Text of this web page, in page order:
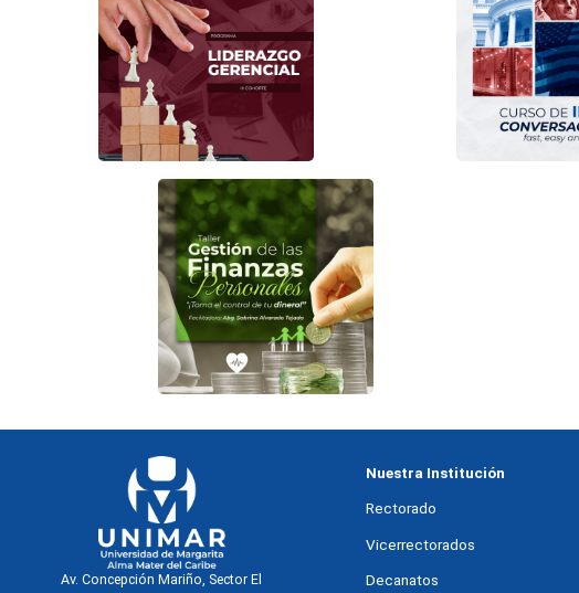
Av. Concepción Mariño, Sector El
Nuestra Institución
Rectorado
Vicerrectorados
Decanatos